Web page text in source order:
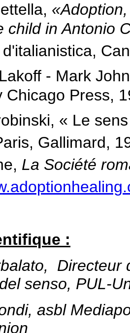
child in Antonio
- Mark
Chicago Press,
« Le
Gallimard,
La Société
:
Directeur
senso, PUL-
asbl